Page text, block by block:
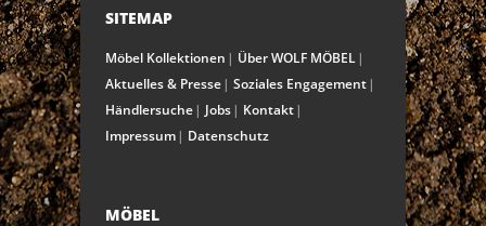
SITEMAP
Möbel Kollektionen
Über WOLF MÖBEL
Aktuelles & Presse
Soziales Engagement
Händlersuche
Jobs
Kontakt
Impressum
Datenschutz
MÖBEL